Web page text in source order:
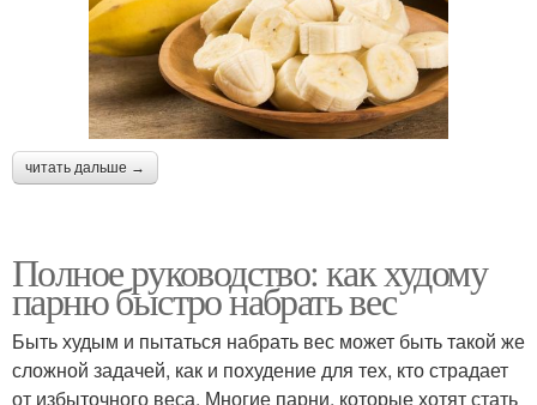
читать дальше →
Полное руководство: как худому
парню быстро набрать вес
Быть худым и пытаться набрать вес может быть такой же
сложной задачей, как и похудение для тех, кто страдает
от избыточного веса. Многие парни, которые хотят стать